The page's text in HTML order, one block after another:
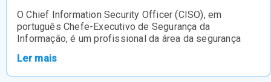
O Chief Information Security Officer (CISO), em
português Chefe-Executivo de Segurança da
Informação, é um profissional da área da segurança
Ler mais